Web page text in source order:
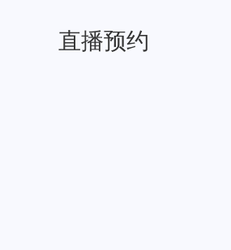
直播预约